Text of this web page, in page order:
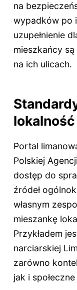
na
wypadków po
uzupełnienie
mieszkańcy
na ich ulicach.
Portal
Polskiej
dostęp do
źródeł
własnym
mieszankę
Przykładem
narciarskiej
zarówno
jak i